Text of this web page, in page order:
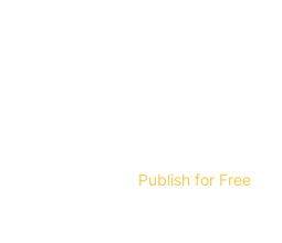
Publish for Free